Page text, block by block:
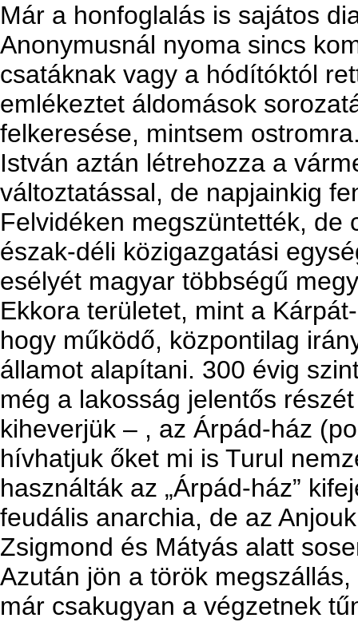
Már a honfoglalás is sajátos
Anonymusnál nyoma sincs
csatáknak vagy a hódítóktól
emlékeztet áldomások
felkeresése, mintsem
István aztán létrehozza a
változtatással, de napjainkig
Felvidéken megszüntették, de
észak-déli közigazgatási
esélyét magyar többségű
Ekkora területet, mint a
hogy működő, központilag
államot alapítani. 300 évig
még a lakosság jelentős
kiheverjük – , az Árpád-ház
hívhatjuk őket mi is Turul
használták az „Árpád-ház”
feudális anarchia, de az
Zsigmond és Mátyás alatt
Azután jön a török
már csakugyan a végzetnek